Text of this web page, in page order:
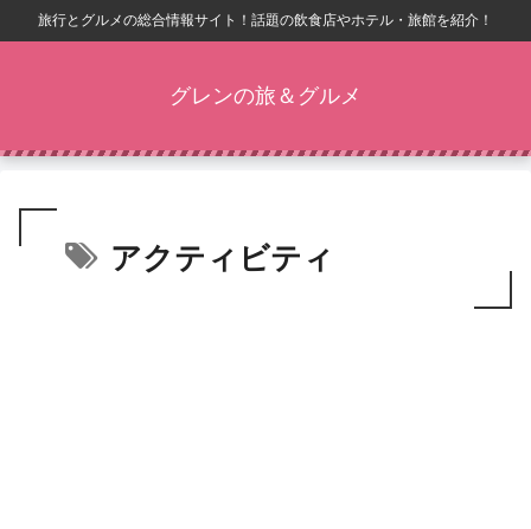
旅行とグルメの総合情報サイト！話題の飲食店やホテル・旅館を紹介！
グレンの旅＆グルメ
アクティビティ